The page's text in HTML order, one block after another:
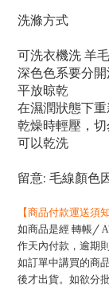
洗滌方式
可洗衣機洗 羊
深色色系要分
平放晾乾
在濕潤狀態下
乾燥時輕壓，
可以乾洗
留意: 毛線顏色
【商品付款運送須知
如商品是經 轉帳/
作天內付款，逾期
如訂單中講買的商
後才出貨。如欲分